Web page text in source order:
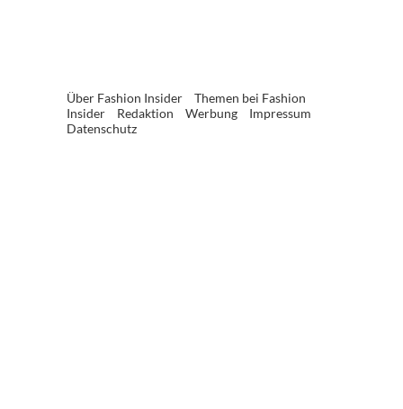
Über Fashion Insider
Themen bei Fashion
Insider
Redaktion Werbung
Impressum
Datenschutz